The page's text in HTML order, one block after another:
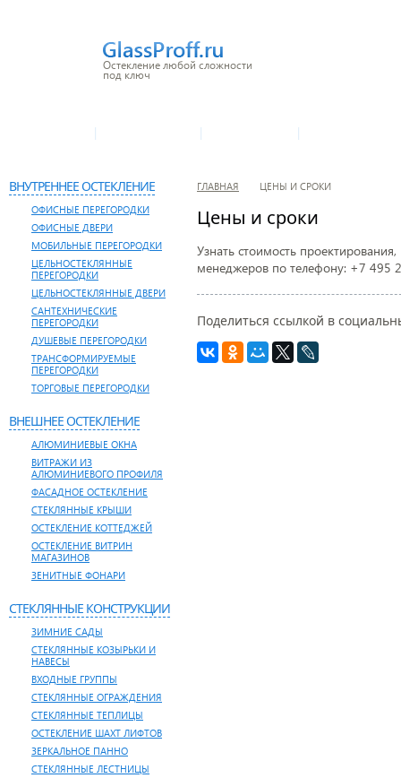
Остекление любой сложности
под ключ
| | |
ВНУТРЕННЕЕ ОСТЕКЛЕНИЕ
ОФИСНЫЕ ПЕРЕГОРОДКИ
ОФИСНЫЕ ДВЕРИ
МОБИЛЬНЫЕ ПЕРЕГОРОДКИ
ЦЕЛЬНОСТЕКЛЯННЫЕ
ПЕРЕГОРОДКИ
ЦЕЛЬНОСТЕКЛЯННЫЕ ДВЕРИ
САНТЕХНИЧЕСКИЕ
ПЕРЕГОРОДКИ
ДУШЕВЫЕ ПЕРЕГОРОДКИ
ТРАНСФОРМИРУЕМЫЕ
ПЕРЕГОРОДКИ
ТОРГОВЫЕ ПЕРЕГОРОДКИ
ВНЕШНЕЕ ОСТЕКЛЕНИЕ
АЛЮМИНИЕВЫЕ ОКНА
ВИТРАЖИ ИЗ
АЛЮМИНИЕВОГО ПРОФИЛЯ
ФАСАДНОЕ ОСТЕКЛЕНИЕ
СТЕКЛЯННЫЕ КРЫШИ
ОСТЕКЛЕНИЕ КОТТЕДЖЕЙ
ОСТЕКЛЕНИЕ ВИТРИН
МАГАЗИНОВ
ЗЕНИТНЫЕ ФОНАРИ
СТЕКЛЯННЫЕ КОНСТРУКЦИИ
ЗИМНИЕ САДЫ
СТЕКЛЯННЫЕ КОЗЫРЬКИ И
НАВЕСЫ
ВХОДНЫЕ ГРУППЫ
СТЕКЛЯННЫЕ ОГРАЖДЕНИЯ
СТЕКЛЯННЫЕ ТЕПЛИЦЫ
ОСТЕКЛЕНИЕ ШАХТ ЛИФТОВ
ЗЕРКАЛЬНОЕ ПАННО
СТЕКЛЯННЫЕ ЛЕСТНИЦЫ
ГЛАВНАЯ ЦЕНЫ И СРОКИ
Цены и сроки
Узнать стоимость
менеджеров по телефону: +7 495
Поделиться ссылкой в